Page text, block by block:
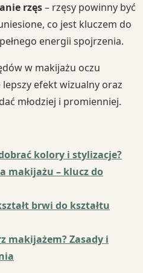
rzęs– rzęsy powinny być
co jest kluczem do
energii spojrzenia.
w makijażu oczu
efekt wizualny oraz
młodziej i promienniej.
kolory i stylizacje?
makijażu – klucz do
brwi do kształtu
makijażem? Zasady i